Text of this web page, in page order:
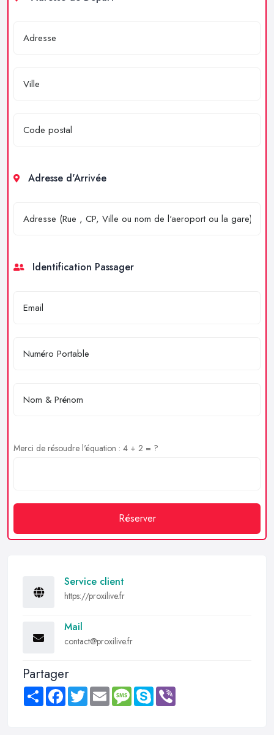
Adresse d'Arrivée
Identification Passager
Merci de résoudre l'équation : 4 + 2 = ?
Réserver
Service client
https://proxilive.fr
Mail
contact@proxilive.fr
Partager
Share FacebookTwitter Email MessageSkype